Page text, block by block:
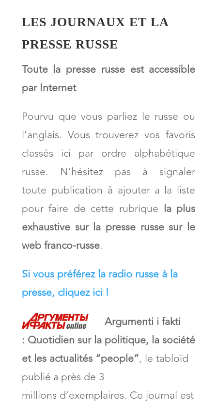
LES JOURNAUX ET LA
PRESSE RUSSE
Toute la presse russe est accessible
par Internet
Pourvu que vous parliez le russe ou
l’anglais. Vous trouverez vos favoris
classés ici par ordre alphabétique
russe. N’hésitez pas à signaler
toute publication à ajouter а la liste
pour faire de cette rubrique la plus
exhaustive sur la presse russe sur le
web franco-russe.
Si vous préférez la radio russe à la
presse, cliquez ici !
Argumenti i fakti
: Quotidien sur la politique, la société
et les actualités “people”, le tabloïd
publié а près de 3
millions d’exemplaires. Ce journal est